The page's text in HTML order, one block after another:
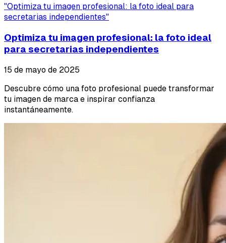
"Optimiza tu imagen profesional: la foto ideal para
secretarias independientes"
Optimiza tu imagen profesional: la foto ideal
para secretarias independientes
15 de mayo de 2025
Descubre cómo una foto profesional puede transformar
tu imagen de marca e inspirar confianza
instantáneamente.